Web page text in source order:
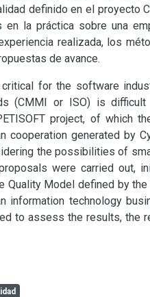
definido en el proyecto
en la práctica sobre una
realizada, los
de avance.
for the software
(CMMI or ISO) is
project, of which
cooperation generated by
the possibilities of
were carried out,
Model defined by the
information technology
to assess the results, the